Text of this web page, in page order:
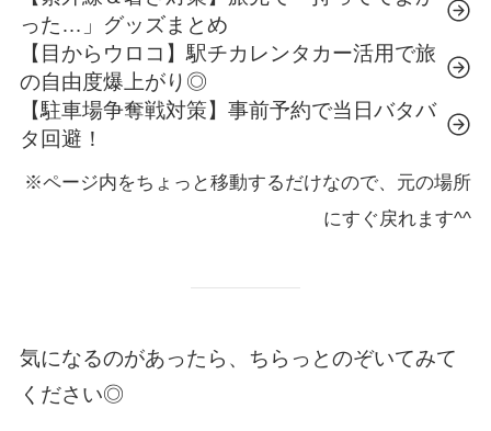
った…」グッズまとめ
【目からウロコ】駅チカレンタカー活用で旅
の自由度爆上がり◎
【駐車場争奪戦対策】事前予約で当日バタバ
タ回避！
※ページ内をちょっと移動するだけなので、元の場所
にすぐ戻れます^^
気になるのがあったら、ちらっとのぞいてみて
ください◎